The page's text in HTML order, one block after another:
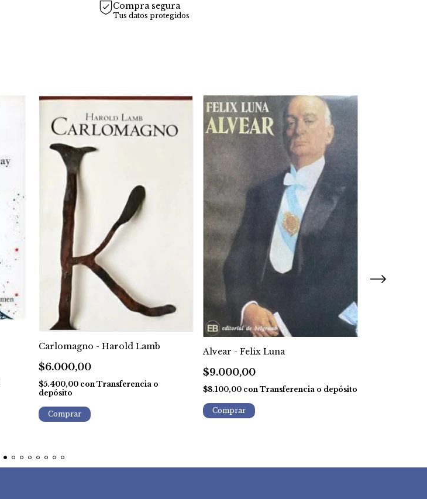
Compra segura
Tus datos protegidos
Carlomagno - Harold Lamb
$6.000,00
$5.400,00 con Transferencia o
depósito
Alvear - Felix Luna
$9.000,00
$8.100,00 con Transferencia o depósito